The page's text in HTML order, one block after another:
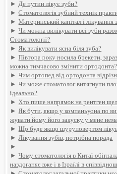
►Де путин лікує зуби?
►Стоматологія зубний технік
►Материнський капітал і лікування
►Чи можна вилікувати всі зуби
Стоматології?
►Як вилікувати ясна біля зуба?
►Півтора року носила брекети,
можна тимчасово змінити ортодонта?
►Чим ортопед від ортодонта
►Чи може стоматолог витягнути
ідеально?
►Хто пише напрямок на рентген
►Як бути, якщо у компаньyoна по
жувати йому його закуску у мене
►Що буде якщо шуруповертом
►Лікування зубів, потрібна порада
►
►Чому стоматологія в Китаї
наздоганяє вже і в Ізраїлі в